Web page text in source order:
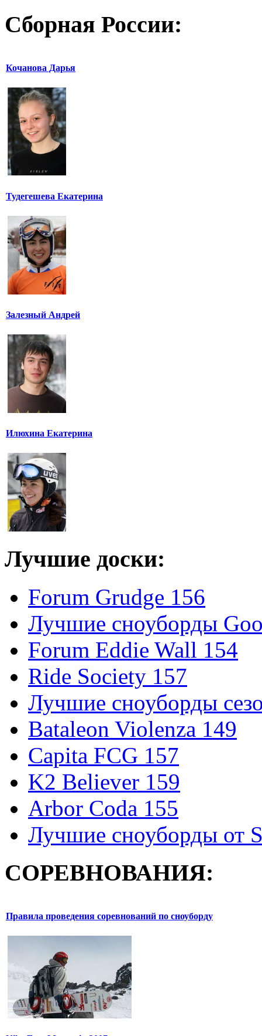
Сборная России:
Кочанова Дарья
Тудегешева Екатерина
Залезный Андрей
Илюхина Екатерина
Лучшие доски:
Forum Grudge 156
Лучшие сноуборды
Forum Eddie Wall 154
Ride Society 157
Лучшие сноуборды
Bataleon Violenza 149
Capita FCG 157
K2 Believer 159
Arbor Coda 155
Лучшие сноуборды от
СОРЕВНОВАНИЯ:
Правила проведения соревнований по сноуборду